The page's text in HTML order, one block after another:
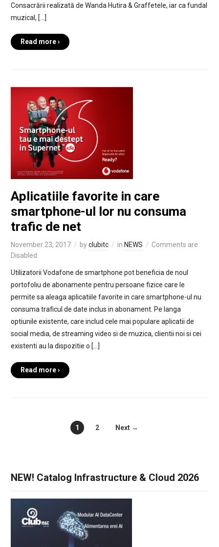
Consacrării realizată de Wanda Hutira & Graffetele, iar ca fundal
muzical, […]
Read more ›
Aplicatiile favorite in care
smartphone-ul lor nu consuma
trafic de net
November 23, 2017 byclubitc in NEWS
Comments are
Disabled
Utilizatorii Vodafone de smartphone pot beneficia de noul
portofoliu de abonamente pentru persoane fizice care le
permite sa aleaga aplicatiile favorite in care smartphone-ul nu
consuma traficul de date inclus in abonament. Pe langa
optiunile existente, care includ cele mai populare aplicatii de
social media, de streaming video si de muzica, clientii noi si cei
existenti au la dispozitie o […]
Read more ›
1 2 Next →
NEW! Catalog Infrastructure & Cloud 2026